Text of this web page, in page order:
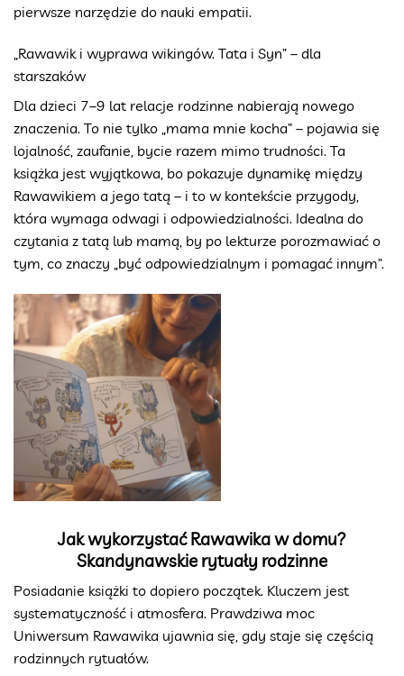
pierwsze narzędzie do nauki empatii.
„Rawawik i wyprawa wikingów. Tata i Syn” – dla
starszaków
Dla dzieci 7–9 lat relacje rodzinne nabierają nowego
znaczenia. To nie tylko „mama mnie kocha” – pojawia się
lojalność, zaufanie, bycie razem mimo trudności. Ta
książka jest wyjątkowa, bo pokazuje dynamikę między
Rawawikiem a jego tatą – i to w kontekście przygody,
która wymaga odwagi i odpowiedzialności. Idealna do
czytania z tatą lub mamą, by po lekturze porozmawiać o
tym, co znaczy „być odpowiedzialnym i pomagać innym”.
Jak wykorzystać Rawawika w domu?
Skandynawskie rytuały rodzinne
Posiadanie książki to dopiero początek. Kluczem jest
systematyczność i atmosfera. Prawdziwa moc
Uniwersum Rawawika ujawnia się, gdy staje się częścią
rodzinnych rytuałów.